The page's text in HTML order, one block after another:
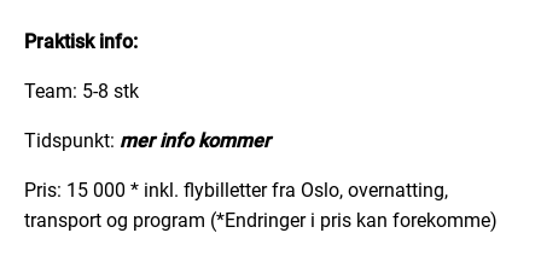
Praktisk info:
Team: 5-8 stk
Tidspunkt: mer info kommer
Pris: 15 000 * inkl. flybilletter fra Oslo, overnatting,
transport og program (*Endringer i pris kan forekomme)